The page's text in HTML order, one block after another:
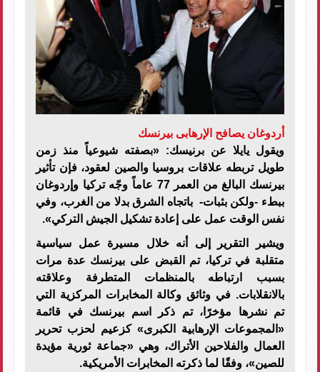
أردوغان يصافح الإرهابى بيرنسك
ويقول يايلا عن برنيسك: «بصفته شيوعياً منذ زمن
طويل تربطه علاقات بروسيا والصين لعقود، فإن تأثير
بيرنسك البالغ من العمر 77 عاماً وجّه تركيا وإردوغان
ببطء -ولكن بثبات- باتجاه الشرق بدلا من الغرب، وفي
نفس الوقت عمل على إعادة تشكيل الجيش التركي».
ويشير التقرير إلى أنه خلال مسيرة عمل سياسية
متقلبة في تركيا، تم القبض على بيرنسك عدة مرات
بسبب ارتباطه بالمنظمات المتطرفة وعلاقته
بالانقلابات. في وثائق وكالة المخابرات المركزية التي
تم نشرها مؤخرًا، تم ذكر اسم بيرنسك في قائمة
«المجموعات الإرهابية الكبرى» كزعيم لحزب تحرير
العمال والفلاحين الأتراك، وهي «جماعة ثورية مؤيدة
للصين»، وفقًا لما ذكرته المخابرات الأمريكية.